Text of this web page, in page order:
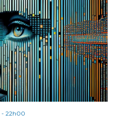
- 22h00